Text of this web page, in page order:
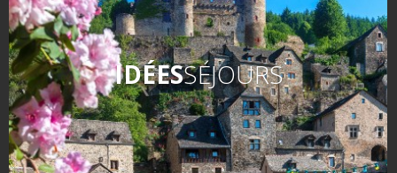
IDÉESSÉJOURS